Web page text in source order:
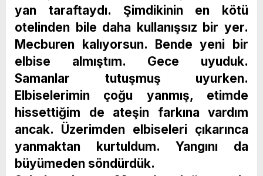
yan taraftaydı. Şimdikinin en kötü
otelinden bile daha kullanışsız bir yer.
Mecburen kalıyorsun. Bende yeni bir
elbise almıştım. Gece uyuduk.
Samanlar tutuşmuş uyurken.
Elbiselerimin çoğu yanmış, etimde
hissettiğim de ateşin farkına vardım
ancak. Üzerimden elbiseleri çıkarınca
yanmaktan kurtuldum. Yangını da
büyümeden söndürdük.